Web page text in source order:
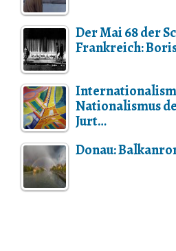
Der Mai 68 der
Frankreich:
Nationalismus
Jurt…
Donau: